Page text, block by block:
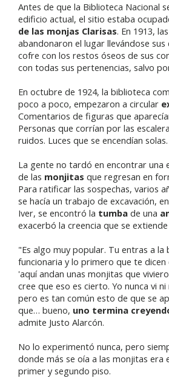
Antes de que la Biblioteca Nacional
edificio actual, el sitio estaba
de las monjas Clarisas. En 1913,
abandonaron el lugar llevándose sus
cofre con los restos óseos de sus
con todas sus pertenencias, salvo
En octubre de 1924, la biblioteca
poco a poco, empezaron a circular
Comentarios de figuras que
Personas que corrían por las
ruidos. Luces que se encendían solas.
La gente no tardó en encontrar una
de las monjitas que regresan en
Para ratificar las sospechas, varios
se hacía un trabajo de excavación,
Iver, se encontró la tumba de una
exacerbó la creencia que se
"Es algo muy popular. Tu entras a la
funcionaria y lo primero que te dicen
'aquí andan unas monjitas que
cree que eso es cierto. Yo nunca vi
pero es tan común esto de que se
que… bueno, uno termina
admite Justo Alarcón.
No lo experimentó nunca, pero
donde más se oía a las monjitas era
primer y segundo piso.